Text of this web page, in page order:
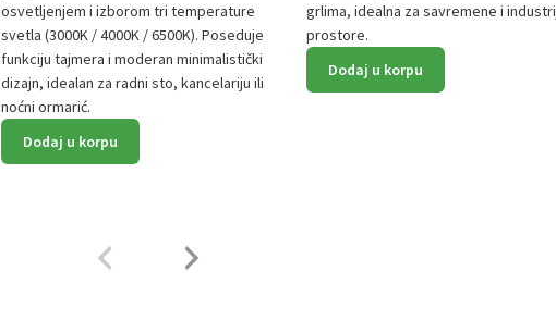
osvetljenjem i izborom tri temperature
svetla (3000K / 4000K / 6500K). Poseduje
funkciju tajmera i moderan minimalistički
dizajn, idealan za radni sto, kancelariju ili
noćni ormarić.
Dodaj u korpu
grlima, idealna za savremene i
prostore.
Dodaj u korpu